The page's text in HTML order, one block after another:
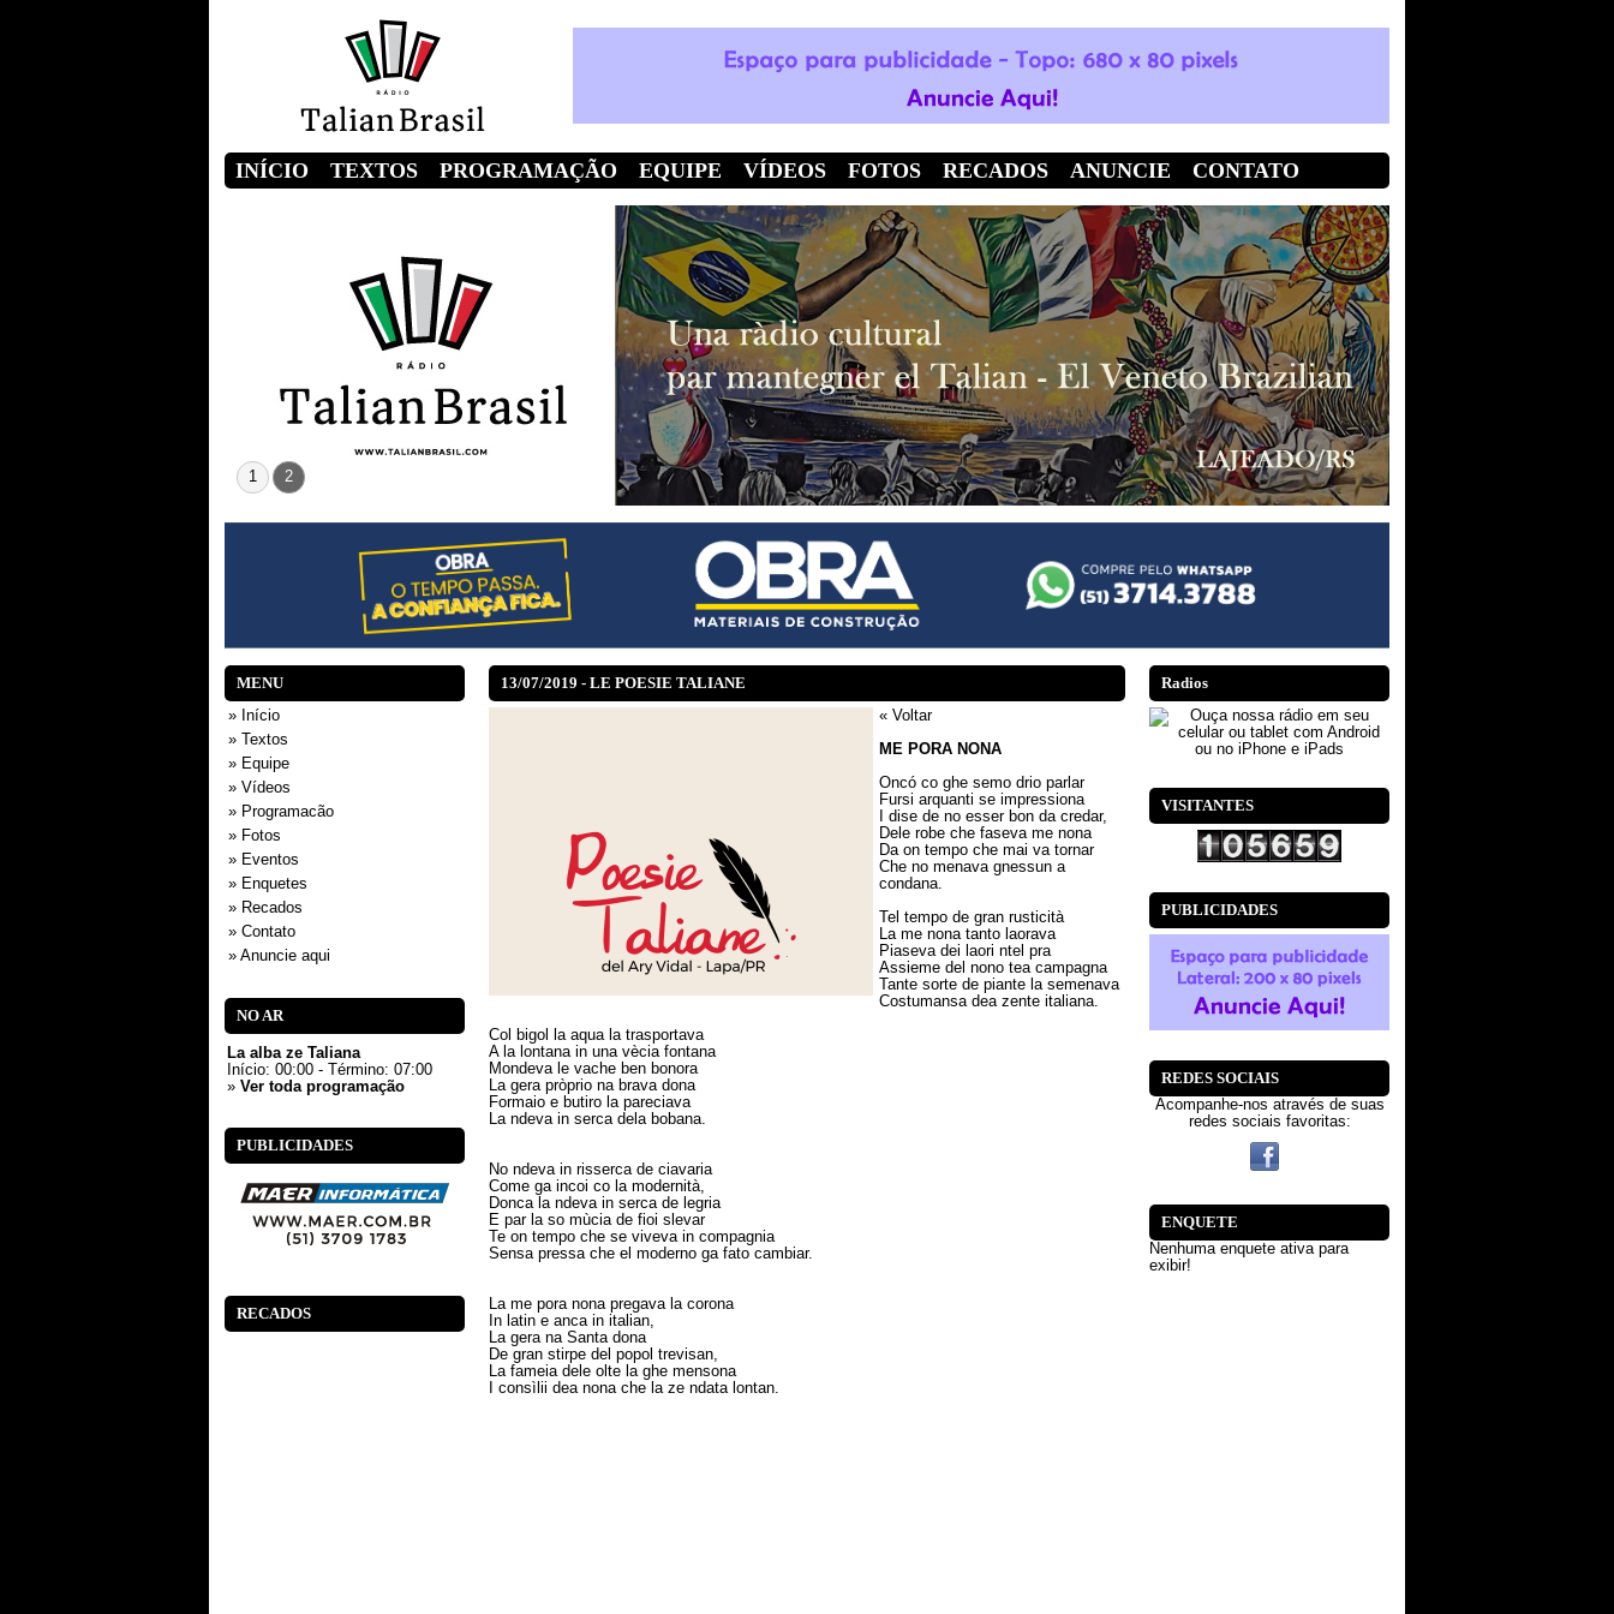
INÍCIO TEXTOS PROGRAMAÇÃO EQUIPE VÍDEOS FOTOS RECADOS ANUNCIE CONTATO
1 2
MENU
» Início
» Textos
» Equipe
» Vídeos
» Programacão
» Fotos
» Eventos
» Enquetes
» Recados
» Contato
» Anuncie aqui
NO AR
La alba ze Taliana
Início: 00:00 - Término: 07:00
» Ver toda programação
PUBLICIDADES
RECADOS
13/07/2019 - LE POESIE TALIANE
« Voltar
ME PORA NONA
Oncó co ghe semo drio parlar
Fursi arquanti se impressiona
I dise de no esser bon da credar,
Dele robe che faseva me nona
Da on tempo che mai va tornar
Che no menava gnessun a
condana.
Tel tempo de gran rusticità
La me nona tanto laorava
Piaseva dei laori ntel pra
Assieme del nono tea campagna
Tante sorte de piante la semenava
Costumansa dea zente italiana.
Col bigol la aqua la trasportava
A la lontana in una vècia fontana
Mondeva le vache ben bonora
La gera pròprio na brava dona
Formaio e butiro la pareciava
La ndeva in serca dela bobana.
No ndeva in risserca de ciavaria
Come ga incoi co la modernità,
Donca la ndeva in serca de legria
E par la so mùcia de fioi slevar
Te on tempo che se viveva in compagnia
Sensa pressa che el moderno ga fato cambiar.
La me pora nona pregava la corona
In latin e anca in italian,
La gera na Santa dona
De gran stirpe del popol trevisan,
La fameia dele olte la ghe mensona
I consìlii dea nona che la ze ndata lontan.
Radios
VISITANTES
PUBLICIDADES
REDES SOCIAIS
Acompanhe-nos através de suas
redes sociais favoritas:
ENQUETE
Nenhuma enquete ativa para
exibir!